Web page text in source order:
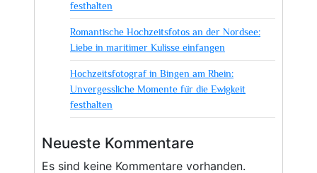
festhalten
Romantische Hochzeitsfotos an der Nordsee:
Liebe in maritimer Kulisse einfangen
Hochzeitsfotograf in Bingen am Rhein:
Unvergessliche Momente für die Ewigkeit
festhalten
Neueste Kommentare
Es sind keine Kommentare vorhanden.